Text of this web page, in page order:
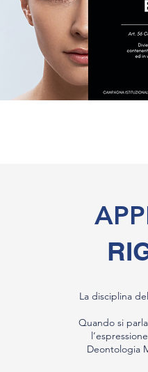
La disciplina
Quando si
Deontologia